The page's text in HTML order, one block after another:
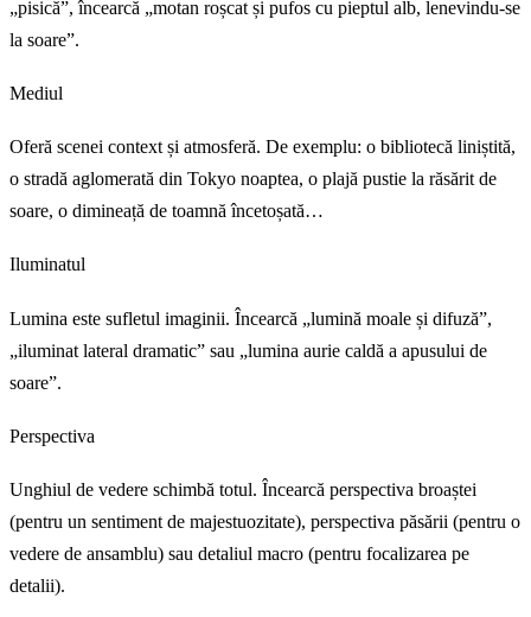
„pisică”, încearcă „motan roșcat și pufos cu pieptul alb, lenevindu-se
la soare”.
Mediul
Oferă scenei context și atmosferă. De exemplu: o bibliotecă liniștită,
o stradă aglomerată din Tokyo noaptea, o plajă pustie la răsărit de
soare, o dimineață de toamnă încetoșată…
Iluminatul
Lumina este sufletul imaginii. Încearcă „lumină moale și difuză”,
„iluminat lateral dramatic” sau „lumina aurie caldă a apusului de
soare”.
Perspectiva
Unghiul de vedere schimbă totul. Încearcă perspectiva broaștei
(pentru un sentiment de majestuozitate), perspectiva păsării (pentru o
vedere de ansamblu) sau detaliul macro (pentru focalizarea pe
detalii).